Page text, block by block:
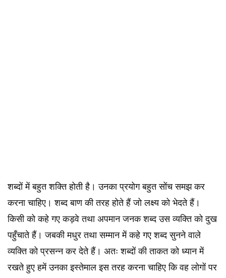
शब्दों में बहुत शक्ति होती है। उनका प्रयोग बहुत सोंच समझ कर
करना चाहिए। शब्द बाण की तरह होते हैं जो लक्ष्य को भेदते हैं।
किसी को कहे गए कड़वे तथा अपमान जनक शब्द उस व्यक्ति को दुख
पहुँचाते हैं। जबकी मधुर तथा सम्मान में कहे गए शब्द सुनने वाले
व्यक्ति को प्रसन्न कर देते हैं। अतः शब्दों की ताकत को ध्यान में
रखते हुए हमें उनका इस्तेमाल इस तरह करना चाहिए कि वह लोगों पर